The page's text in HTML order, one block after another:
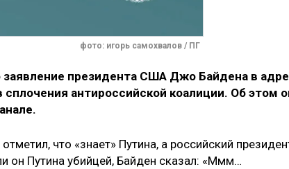
фото: игорь самохвалов / ПГ
заявление президента США Джо Байдена в
сплочения антироссийской коалиции. Об этом
что «знает» Путина, а российский
он Путина убийцей, Байден сказал: «Ммм…